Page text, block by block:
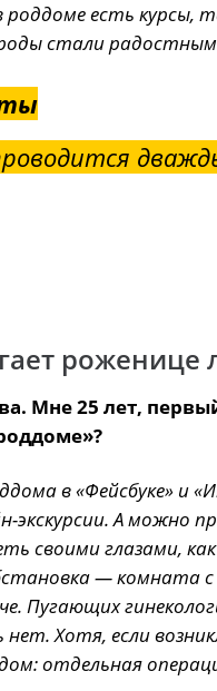
в роддоме есть
стали
роженице
Мне 25 лет,
в «Фейсбуке» и
А можно
своими глазами,
— комната с
Пугающих
Хотя, если
отдельная